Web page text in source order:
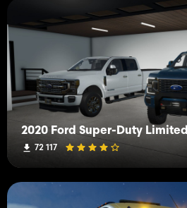
2020 Ford Super-Duty Limited
72 117